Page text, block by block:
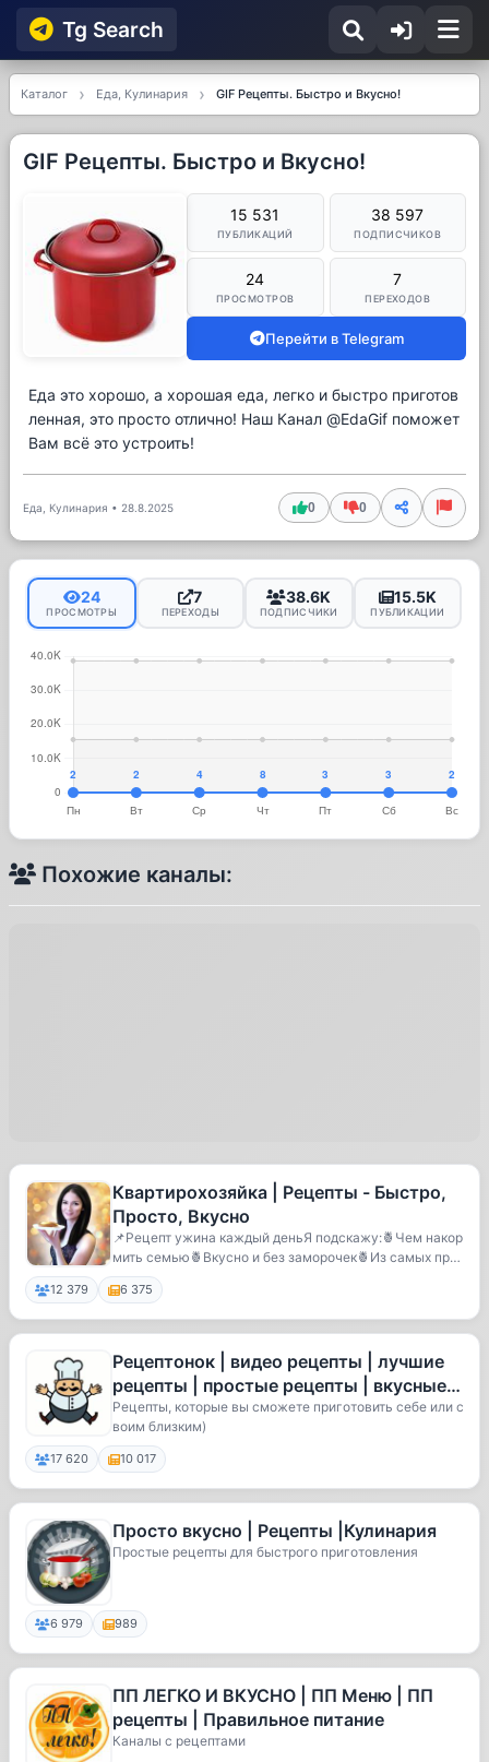
Tg Searсh
Каталог Еда, Кулинария GIF Рецепты. Быстро и Вкусно!
GIF Рецепты. Быстро и Вкусно!
15 531
ПУБЛИКАЦИЙ
38 597
ПОДПИСЧИКОВ
24
ПРОСМОТРОВ
7
ПЕРЕХОДОВ
Перейти в Telegram
Еда это хорошо, а хорошая еда, легко и быстро приготов
ленная, это просто отлично! Наш Канал @EdaGif поможет
Вам всё это устроить!
Еда, Кулинария • 28.8.2025 0 0
24
ПРОСМОТРЫ
7
ПЕРЕХОДЫ
38.6K
ПОДПИСЧИКИ
15.5K
ПУБЛИКАЦИИ
Похожие каналы:
Квартирохозяйка | Рецепты - Быстро,
Просто, Вкусно
📌Рецепт ужина каждый деньЯ подскажу:🍍Чем накор
мить семью🍍Вкусно и без заморочек🍍Из самых про
стых ...
12 379 6 375
Рецептонок | видео рецепты | лучшие
рецепты | простые рецепты | вкусные
рецепты
Рецепты, которые вы сможете приготовить себе или с
воим близким)
17 620 10 017
Просто вкусно | Рецепты |Кулинария
Простые рецепты для быстрого приготовления
6 979 989
ПП ЛЕГКО И ВКУСНО | ПП Меню | ПП
рецепты | Правильное питание
Каналы с рецептами